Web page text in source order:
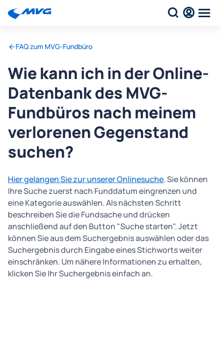
FAQ zum MVG-Fundbüro
Wie kann ich in der Online-
Datenbank des MVG-
Fundbüros nach meinem
verlorenen Gegenstand
suchen?
Hier gelangen Sie zur unserer Onlinesuche. Sie können
Ihre Suche zuerst nach Funddatum eingrenzen und
eine Kategorie auswählen. Als nächsten Schritt
beschreiben Sie die Fundsache und drücken
anschließend auf den Button "Suche starten". Jetzt
können Sie aus dem Suchergebnis auswählen oder das
Suchergebnis durch Eingabe eines Stichworts weiter
einschränken. Um nähere Informationen zu erhalten,
klicken Sie Ihr Suchergebnis einfach an.